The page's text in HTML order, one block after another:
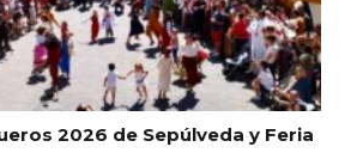
2026 de Sepúlveda y Feria